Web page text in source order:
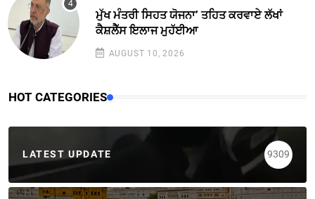
ਮੁੱਖ ਮੰਤਰੀ ਸਿਹਤ ਯੋਜਨਾ’ ਤਹਿਤ ਕਰਵਾਏ ਲੱਖਾਂ
ਕੈਸ਼ਲੈੱਸ ਇਲਾਜ ਮੁਹੱਈਆ
AUGUST 10, 2026
HOT CATEGORIES
LATEST UPDATE 9309